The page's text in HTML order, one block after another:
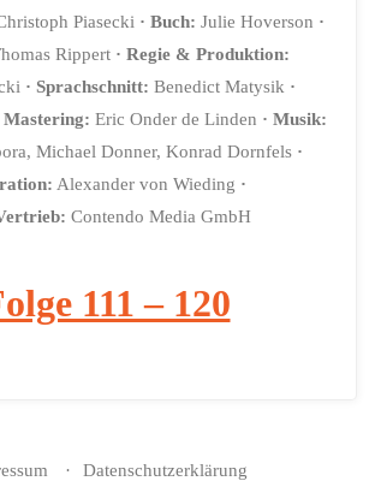
Piasecki · Buch: Julie Hoverson ·
Rippert · Regie & Produktion:
· Sprachschnitt: Benedict Matysik ·
Mastering: Eric Onder de Linden · Musik:
Michael Donner, Konrad Dornfels ·
Alexander von Wieding ·
Contendo Media GmbH
111 – 120
Datenschutzerklärung